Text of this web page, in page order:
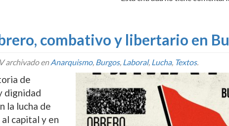
combativo y libertario en
archivado enAnarquismo, Burgos, Laboral, Lucha, Textos.
de
dignidad
la lucha de
capital y en